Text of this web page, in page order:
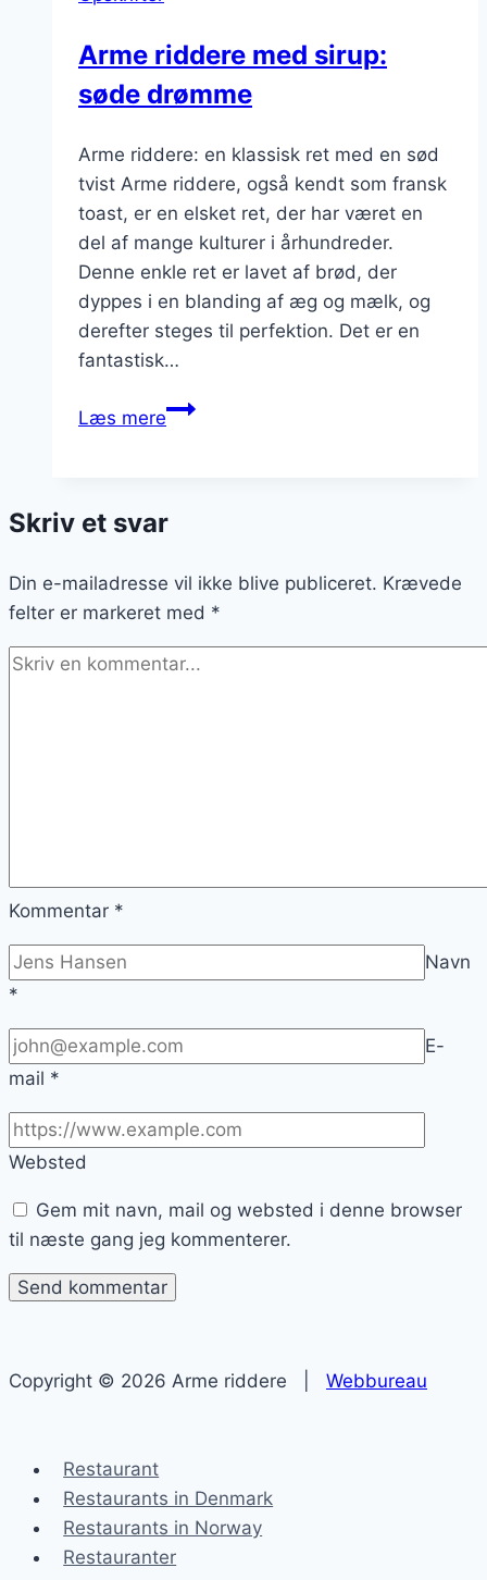
din
ret
Arme riddere med sirup:
søde drømme
Arme riddere: en klassisk ret med en sød
tvist Arme riddere, også kendt som fransk
toast, er en elsket ret, der har været en
del af mange kulturer i århundreder.
Denne enkle ret er lavet af brød, der
dyppes i en blanding af æg og mælk, og
derefter steges til perfektion. Det er en
fantastisk…
Læs mereArme
søde
Skriv et svar
Din e-mailadresse vil ikke blive publiceret. Krævede
felter er markeret med *
Kommentar *
Navn
*
E-
mail *
Websted
Gem mit navn, mail og websted i denne browser
til næste gang jeg kommenterer.
Copyright © 2026 Arme riddere | Webbureau
Restaurant
Restaurants in Denmark
Restaurants in Norway
Restauranter